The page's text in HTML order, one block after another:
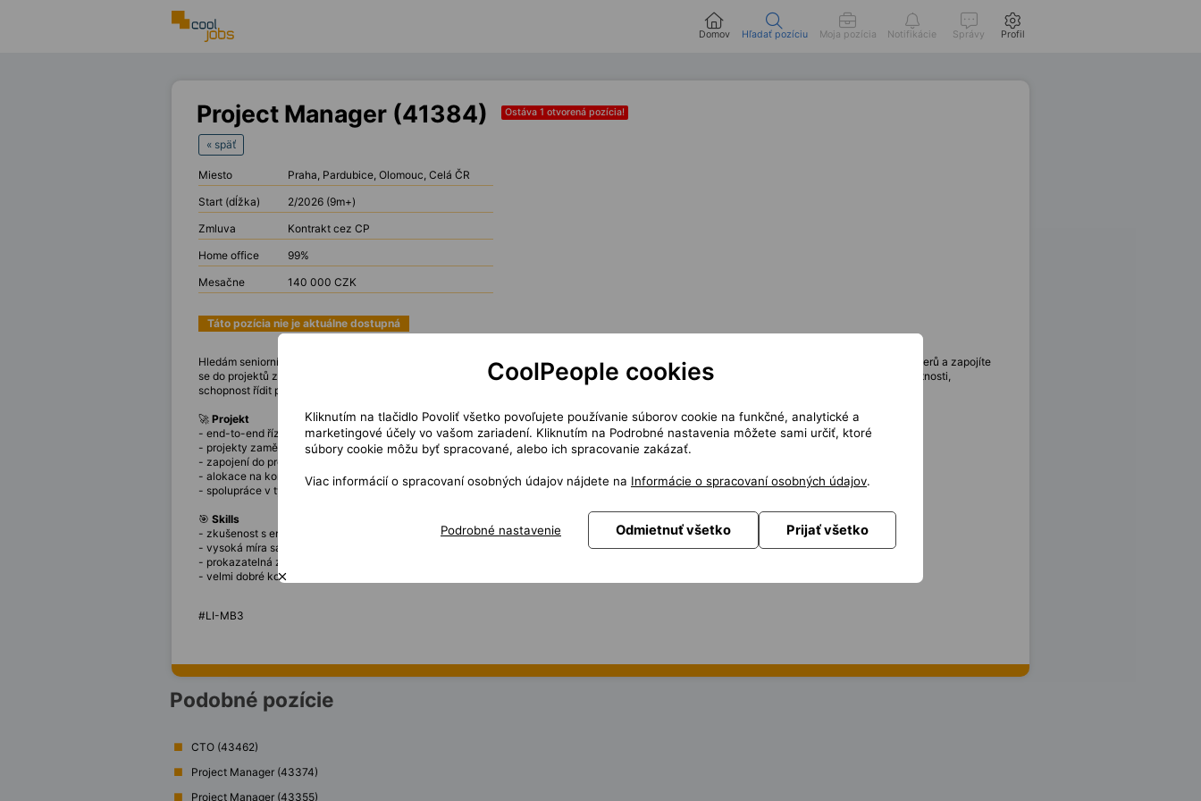
Domov Hľadať pozíciu Moja pozícia Notifikácie Správy Profil
Project Manager (41384) Ostáva 1 otvorená pozícia!
« späť
Miesto
Praha, Pardubice, Olomouc, Celá ČR
Start (dĺžka)
2/2026 (9m+)
Zmluva
Kontrakt cez CP
Home office
99%
Mesačne
140 000 CZK
Táto pozícia nie je aktuálne dostupná
Hledám seniorního
se zkušeností z regulovaného pojišťovacího prostředí. Budete součástí externího týmu projektových manažerů a zapojíte
se do projektů zaměřených na migrace, integrace nebo transformační změny spojené s novým core systémem. Očekávám vysokou míru samostatnosti,
schopnost řídit projekt od začátku do konce a profesionální komunikaci.
🚀 Projekt
- end-to-end řízení projektů v prostředí pojišťovnictví
- projekty zaměřené na migrace, integrace a transformační změny
- zapojení do projektů spojených s novým core systémem
- alokace na konkrétní projekt dle zkušeností a předpokladů kandidáta
- spolupráce v týmu projektových manažerů
🎯 Skills
- zkušenost s end-to-end delivery projektů
- vysoká míra samostatnosti a soběstačnosti
- prokazatelná zkušenost z prostředí pojišťovny
- velmi dobré komunikační schopnost
#LI-MB3
Podobné pozície
CTO (43462)
Project Manager (43374)
Project Manager (43355)
CoolPeople cookies
Kliknutím na tlačidlo Povoliť všetko povoľujete používanie súborov cookie na funkčné, analytické a
marketingové účely vo vašom zariadení. Kliknutím na Podrobné nastavenia môžete sami určiť, ktoré
súbory cookie môžu byť spracované, alebo ich spracovanie zakázať.
Viac informácií o spracovaní osobných údajov nájdete na Informácie o spracovaní osobných údajov.
Podrobné nastavenie Odmietnuť všetko Prijať všetko